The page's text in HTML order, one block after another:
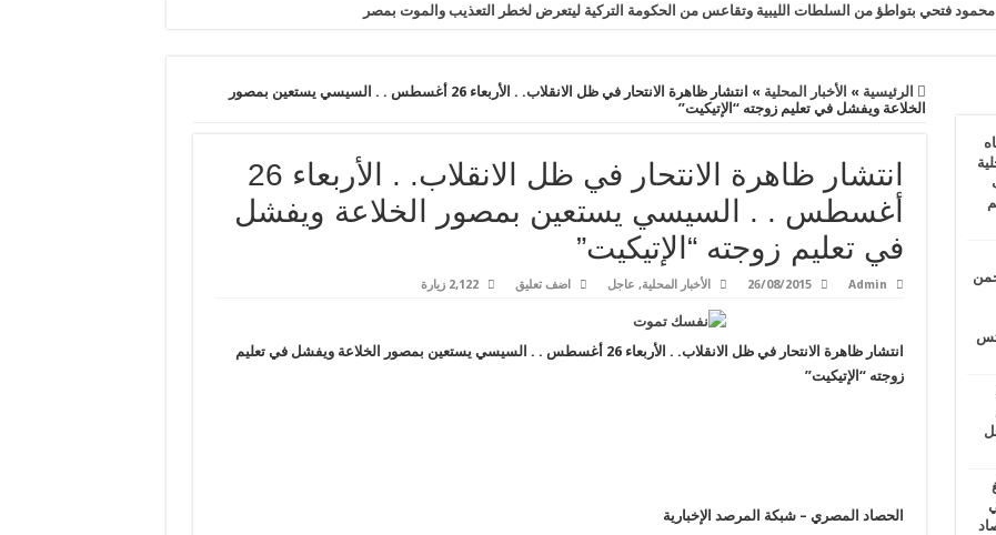
فتحي بتواطؤ من السلطات الليبية وتقاعس من الحكومة التركية ليتعرض لخطر التعذيب والموت بمصر
الرئيسية » الأخبار المحلية »
انتشار ظاهرة الانتحار في ظل الانقلاب. . الأربعاء 26 أغسطس . . السيسي يستعين بمصور
الخلاعة ويفشل في تعليم زوجته “الإتيكيت”
انتشار ظاهرة الانتحار في ظل الانقلاب. . الأربعاء 26
أغسطس . . السيسي يستعين بمصور الخلاعة ويفشل
في تعليم زوجته “الإتيكيت”
Admin
26/08/2015 الأخبار المحلية, عاجل اضف تعليق 2,122 زيارة
انتشار ظاهرة الانتحار في ظل الانقلاب. . الأربعاء 26 أغسطس . . السيسي يستعين بمصور الخلاعة ويفشل في تعليم
زوجته “الإتيكيت”
الحصاد المصري – شبكة المرصد الإخبارية
2026.. حصاد